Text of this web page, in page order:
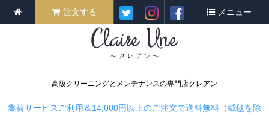
高級クリーニングとメンテナンスの専門店クレアン
注文する メニュー
集荷サービスご利用＆14,000円以上のご注文で送料無料（絨毯を除